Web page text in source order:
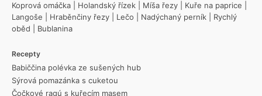
Koprová omáčka
Holandský řízek Míša řezy Kuře na paprice
Langoše
Hraběnčiny řezy Lečo Nadýchaný perník
Rychlý
oběd
Bublanina
Recepty
Babiččina polévka ze sušených hub
Sýrová pomazánka s cuketou
Čočkové ragú s kuřecím masem